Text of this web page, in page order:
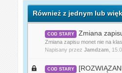
Również z jednym lub
COD STARY Zmiana
Zmiana zapisu monet nie na
Napisany przezJamdzam ,
COD STARY